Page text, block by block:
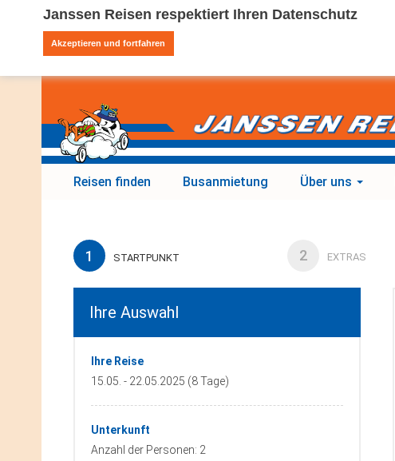
Janssen Reisen respektiert Ihren Datenschutz
Akzeptieren und fortfahren
Reisen finden Busanmietung Über uns
1 STARTPUNKT 2 EXTRAS
Ihre Auswahl
Ihre Reise
15.05. - 22.05.2025 (8 Tage)
Unterkunft
Anzahl der Personen: 2